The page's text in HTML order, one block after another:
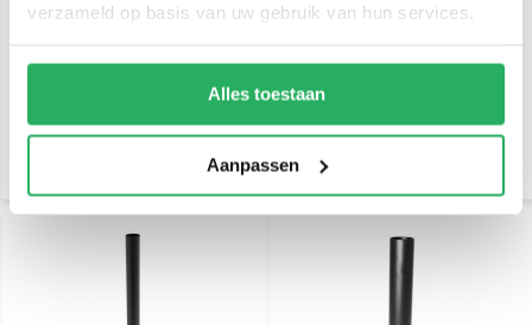
verzameld op basis van uw gebruik van hun services.
Alles toestaan
Aanpassen
RAM Mount 12" Long Top
€ 64,42 Excl. btw
RAM Mount 12" Long
€ 44,95
€ 37,15 Excl. btw